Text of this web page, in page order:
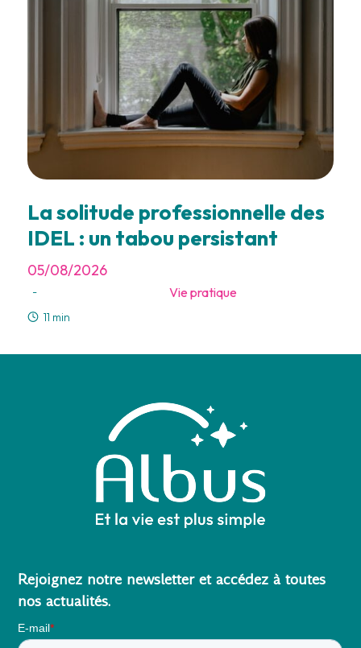
La solitude professionnelle des
IDEL : un tabou persistant
05/08/2026
- Vie pratique
11 min
Rejoignez notre newsletter et accédez à toutes
nos actualités.